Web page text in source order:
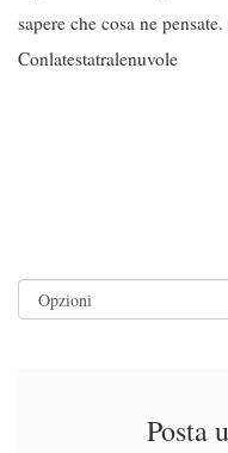
sapere che cosa ne
Conlatestatralenuvole
Posta